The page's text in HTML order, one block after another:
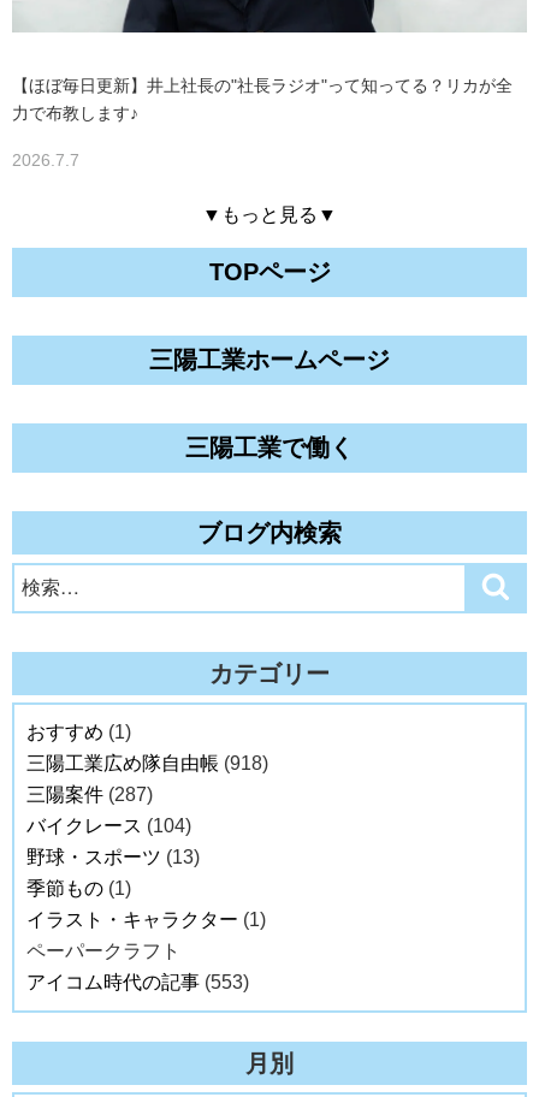
【ほぼ毎日更新】井上社長の"社長ラジオ"って知ってる？リカが全
力で布教します♪
2026.7.7
▼もっと見る▼
TOPページ
三陽工業ホームページ
三陽工業で働く
ブログ内検索
検
索:
カテゴリー
おすすめ (1)
三陽工業広め隊自由帳 (918)
三陽案件 (287)
バイクレース (104)
野球・スポーツ (13)
季節もの (1)
イラスト・キャラクター (1)
ペーパークラフト
アイコム時代の記事 (553)
月別